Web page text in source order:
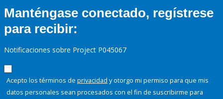
Manténgase conectado, regístrese
para recibir:
Notificaciones sobre Project P045067
Acepto los términos de privacidad y otorgo mi permiso para que mis
datos personales sean procesados con el fin de suscribirme para